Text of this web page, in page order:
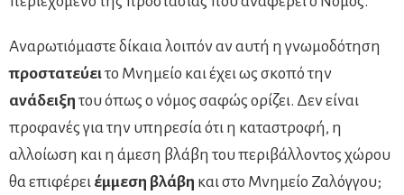
Αναρωτιόμαστε δίκαια λοιπόν αν αυτή η γνωμοδότηση
προστατεύειτο Μνημείο και έχει ως σκοπό την
ανάδειξη του όπως ο νόμος σαφώς ορίζει. Δεν είναι
προφανές για την υπηρεσία ότι η καταστροφή, η
αλλοίωση και η άμεση βλάβη του περιβάλλοντος χώρου
θα επιφέρει έμμεση βλάβη και στο Μνημείο Ζαλόγγου;